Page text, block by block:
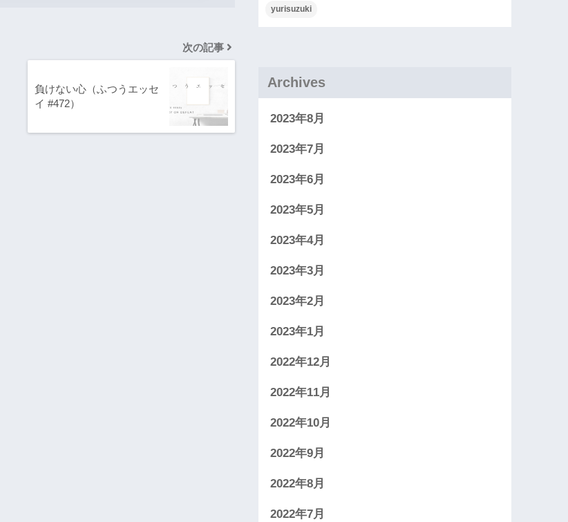
次の記事
負けない心（ふつうエッセ
イ #472）
yurisuzuki
Archives
2023年8月
2023年7月
2023年6月
2023年5月
2023年4月
2023年3月
2023年2月
2023年1月
2022年12月
2022年11月
2022年10月
2022年9月
2022年8月
2022年7月